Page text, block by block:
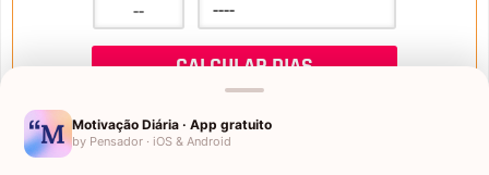
Motivação Diária · App gratuito
by Pensador · iOS & Android